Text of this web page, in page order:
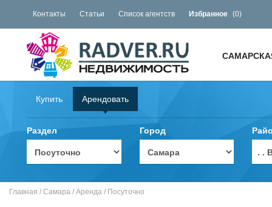
Контакты Статьи Список агентств Избранное (0)
Купить Арендовать
Раздел Город
. .
Главная / Самара / Аренда / Посуточно